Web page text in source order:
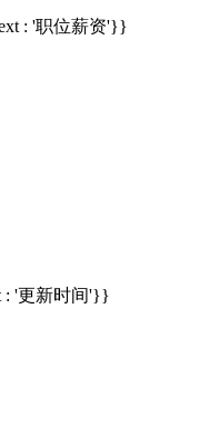
: '职位薪资'}}
: '更新时间'}}